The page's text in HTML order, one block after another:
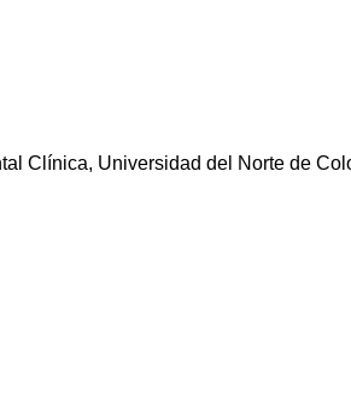
Clínica, Universidad del Norte de